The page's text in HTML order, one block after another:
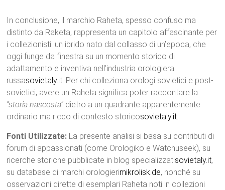
In conclusione, il marchio Raheta, spesso confuso ma
distinto da Raketa, rappresenta un capitolo affascinante per
i collezionisti: un ibrido nato dal collasso di un’epoca, che
oggi funge da finestra su un momento storico di
adattamento e inventiva nell’industria orologiera
russasovietaly.it. Per chi colleziona orologi sovietici e post-
sovietici, avere un Raheta significa poter raccontare la
“storia nascosta” dietro a un quadrante apparentemente
ordinario ma ricco di contesto storicosovietaly.it.
Fonti Utilizzate: La presente analisi si basa su contributi di
forum di appassionati (come Orologiko e Watchuseek), su
ricerche storiche pubblicate in blog specializzatisovietaly.it,
su database di marchi orologierimikrolisk.de, nonché su
osservazioni dirette di esemplari Raheta noti in collezioni